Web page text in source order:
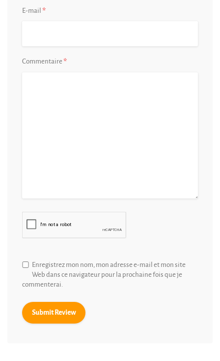
E-mail *
Commentaire*
Enregistrez mon nom, mon adresse e-mail et mon site
Web dans ce navigateur pour la prochaine fois que je
commenterai.